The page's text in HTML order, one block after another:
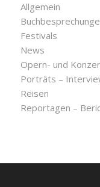
Allgemein
Festivals
News
Opern- und
Porträts –
Reisen
Reportagen –